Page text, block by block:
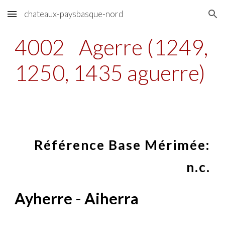
Skip to main content Skip to navigation
chateaux-paysbasque-nord
4002
Agerre (1249,
1250, 1435 aguerre)
Référence Base Mérimée:
n.c.
Ayherre - Aiherra